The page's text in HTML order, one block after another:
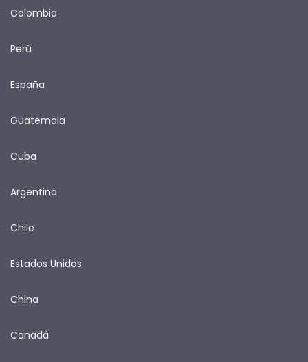
Colombia
Perú
España
Guatemala
Cuba
Argentina
Chile
Estados Unidos
China
Canadá